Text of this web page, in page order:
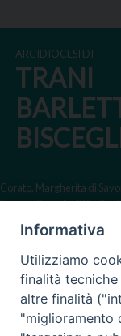
ARCIDIOCESI DI
TRANI
Corato, Margherita di
San Ferdinando di Puglia,
Sede arcivescovile
Regione ecclesiastica
Via Beltrani, 9
76125 Trani BT
Informativa
Utilizziamo
finalità
altre finalità
"miglioramento